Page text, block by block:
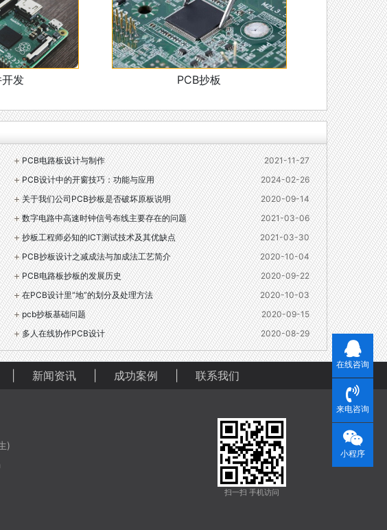
发 PCB抄板
PCB电路板设计与制作
2021-11-27
PCB设计中的开窗技巧：功能与应用
2024-02-26
关于我们公司PCB抄板是否破坏原板说明
2020-09-14
数字电路中高速时钟信号布线主要存在的问题
2021-03-06
抄板工程师必知的ICT测试技术及其优缺点
2021-03-30
PCB抄板设计之减成法与加成法工艺简介
2020-10-04
PCB电路板抄板的发展历史
2020-09-22
在PCB设计里“地”的划分及处理方法
2020-10-03
pcb抄板基础问题
2020-09-15
多人在线协作PCB设计 2020-08-29
新闻资讯 成功案例 联系我们
)
扫一扫 手机访问
在线咨询
来电咨询
小程序